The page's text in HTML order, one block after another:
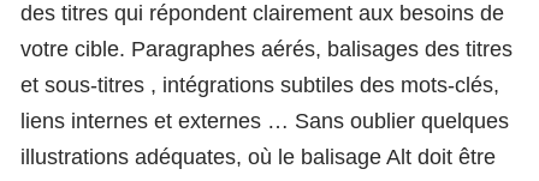
des titres qui répondent clairement aux besoins de
votre cible. Paragraphes aérés, balisages des titres
et sous-titres , intégrations subtiles des mots-clés,
liens internes et externes … Sans oublier quelques
illustrations adéquates, où le balisage Alt doit être